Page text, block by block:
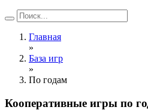
Главная
»
База игр
»
По годам
Кооперативные игры по